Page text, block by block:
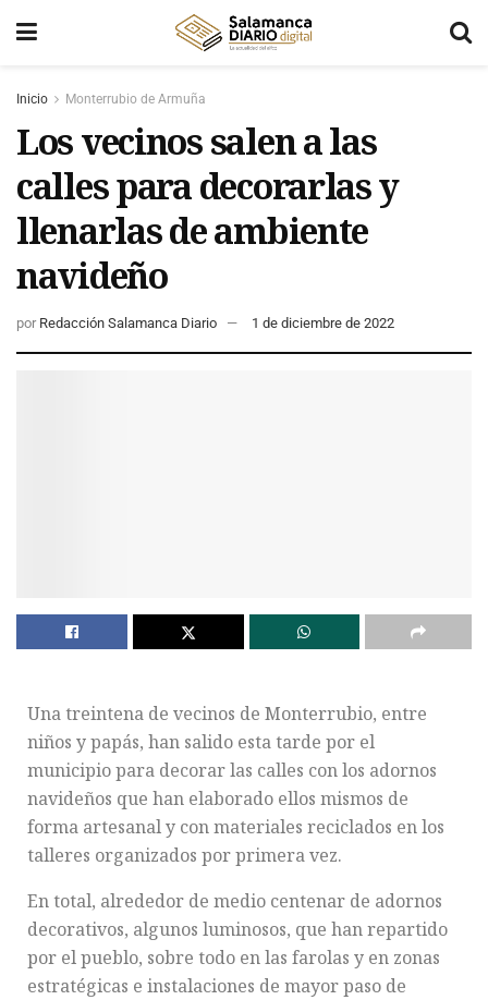
Inicio Monterrubio de Armuña
Los vecinos salen a las
calles para decorarlas y
llenarlas de ambiente
navideño
por Redacción Salamanca Diario 1 de diciembre de 2022
Una treintena de vecinos de Monterrubio, entre
niños y papás, han salido esta tarde por el
municipio para decorar las calles con los adornos
navideños que han elaborado ellos mismos de
forma artesanal y con materiales reciclados en los
talleres organizados por primera vez.
En total, alrededor de medio centenar de adornos
decorativos, algunos luminosos, que han repartido
por el pueblo, sobre todo en las farolas y en zonas
estratégicas e instalaciones de mayor paso de